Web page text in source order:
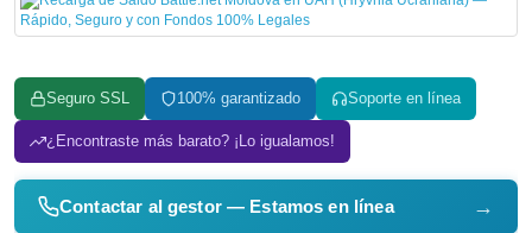
Seguro SSL 100% garantizado Soporte en línea
¿Encontraste más barato? ¡Lo igualamos!
Contactar al gestor — Estamos en línea →